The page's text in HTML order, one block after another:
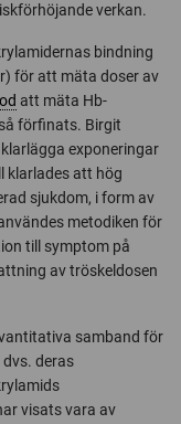
verkan.
bindning
för att mäta doser av
att mäta Hb-
förfinats. Birgit
exponeringar
klarlades att hög
sjukdom, i form av
metodiken för
till symptom på
av tröskeldosen
samband för
deras
visats vara av